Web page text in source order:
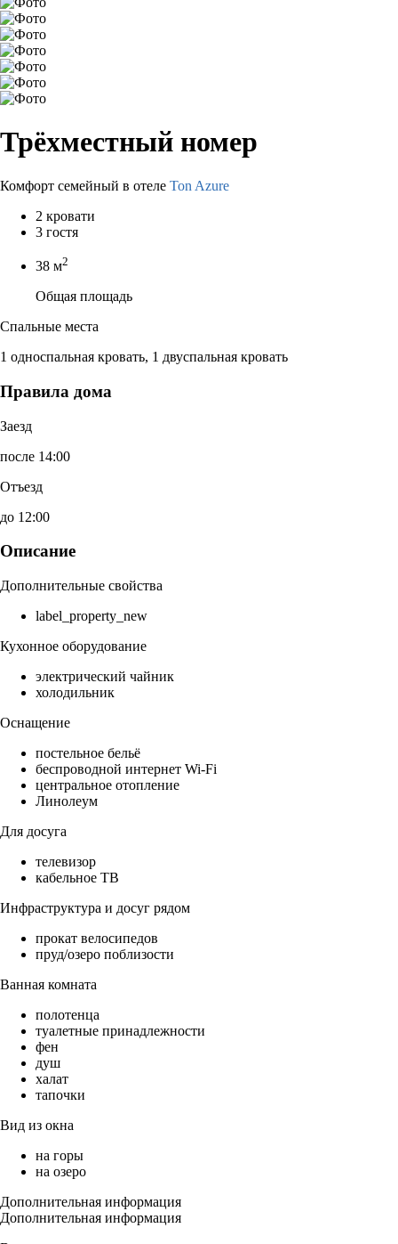
Трёхместный номер
Комфорт семейный в отеле Ton Azure
2 кровати
3 гостя
38 м2
Общая площадь
Спальные места
1 односпальная кровать, 1 двуспальная кровать
Правила дома
Заезд
после 14:00
Отъезд
до 12:00
Описание
Дополнительные свойства
label_property_new
Кухонное оборудование
электрический чайник
холодильник
Оснащение
постельное бельё
беспроводной интернет Wi-Fi
центральное отопление
Линолеум
Для досуга
телевизор
кабельное ТВ
Инфраструктура и досуг рядом
прокат велосипедов
пруд/озеро поблизости
Ванная комната
полотенца
туалетные принадлежности
фен
душ
халат
тапочки
Вид из окна
на горы
на озеро
Дополнительная информация
Дополнительная информация